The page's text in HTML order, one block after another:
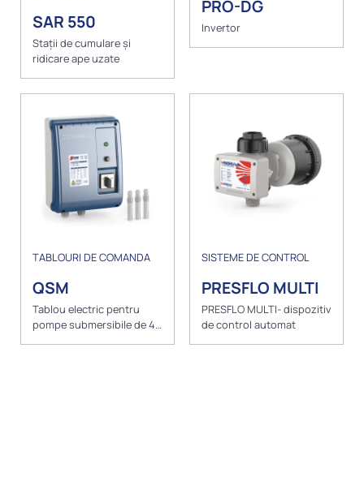
SAR 550
Stații de cumulare și
ridicare ape uzate
PRO-DG
Invertor
TABLOURI DE COMANDA
QSM
Tablou electric pentru
pompe submersibile de 4”
SISTEME DE CONTROL
PRESFLO MULTI
PRESFLO MULTI- dispozitiv
de control automat